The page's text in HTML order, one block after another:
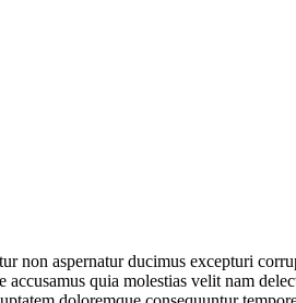
non aspernatur ducimus excepturi
quia molestias velit nam